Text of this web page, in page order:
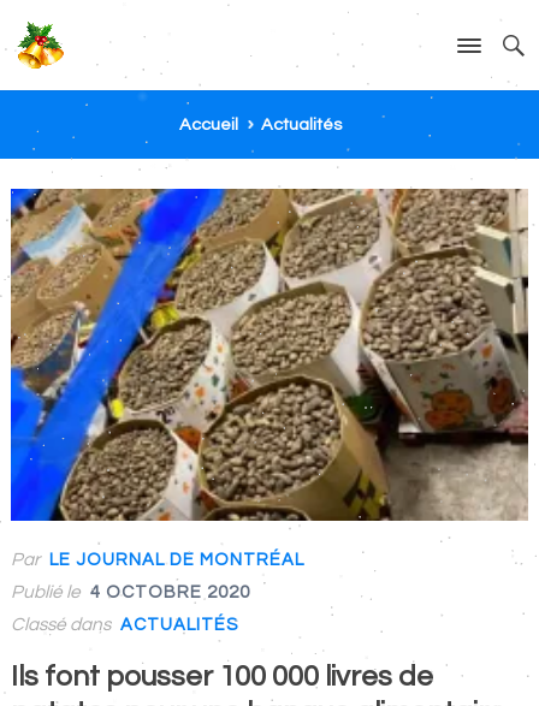
Accueil Actualités
Par LE JOURNAL DE MONTRÉAL
Publié le 4 OCTOBRE 2020
Classé dans ACTUALITÉS
Ils font pousser 100 000 livres de